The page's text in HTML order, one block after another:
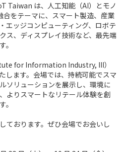
Taiwan は、人工知能（AI）とモノ
をテーマに、スマート製造、産業
エッジコンピューティング、ロボテ
ス、ディスプレイ技術など、最先端
。
for Information Industry, III）
します。会場では、持続可能でスマ
ソリューションを展示し、環境に
よりスマートなリテール体験を創
。
ております。ぜひ会場でお会いし